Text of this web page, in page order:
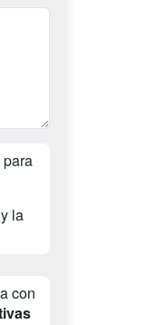
y la
con